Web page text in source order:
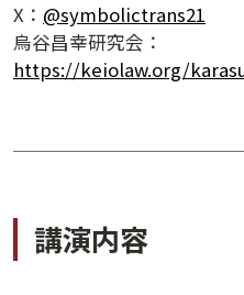
X： @symbolictrans21
烏谷昌幸研究会：
https://keiolaw.org/
講演内容